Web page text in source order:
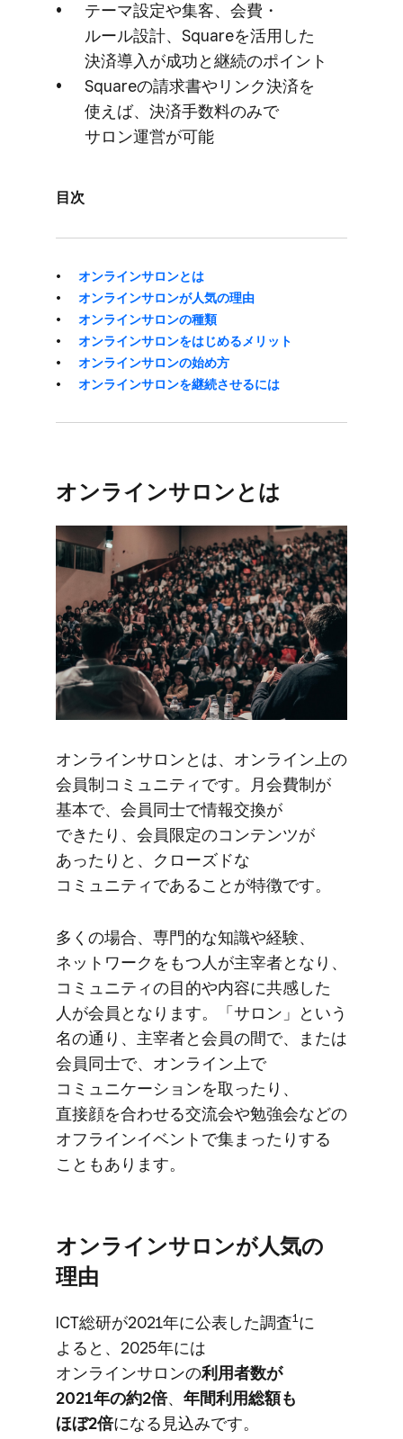
テーマ設定や​集客、​会費・
ルール設計、​Squareを​活用した​
決済導入が​成功と​継続の​ポイント
Squareの​請求書やリンク決済を​
使えば、​決済手数料のみで​
サロン運営が​可能
目次
オンラインサロンとは
オンラインサロンが​人気の​理由
オンラインサロンの​種類
オンラインサロンを​はじめる​メリット
オンラインサロンの​始め方
オンラインサロンを​継続させるには
オンラインサロンとは
オンラインサロンとは、​オンライン上の​
会員制コミュニティです。​月会費制が​
基本で、​会員同士で​情報交換が​
できたり、​会員限定の​コンテンツが​
あったりと、​クローズドな​
コミュニティである​ことが​特徴です。
多くの​場合、​専門的な​知識や​経験、​
ネットワークを​もつ​人が​主宰者と​なり、​
コミュニティの​目的や​内容に​共感した​
人が​会員と​なります。​「サロン」と​いう​
名の​通り、​主宰者と​会員の​間で、​または​
会員同士で、​オンライン上で​
コミュニケーションを​取ったり、​
直接顔を​合わせる​交流会や​勉強会などの​
オフラインイベントで​集まったりする​
こともあります。
オンラインサロンが​人気の​
理由
ICT総研が​2021年に​公表した​調査1に​
よると、​2025年には​
オンラインサロンの​利用者数が​
2021年の​約2倍、 ​年間利用​総額も​
ほぼ2倍に​なる​見込みです。